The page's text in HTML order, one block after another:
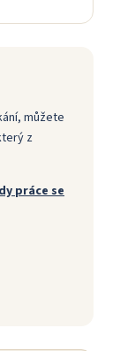
můžete
z
práce se